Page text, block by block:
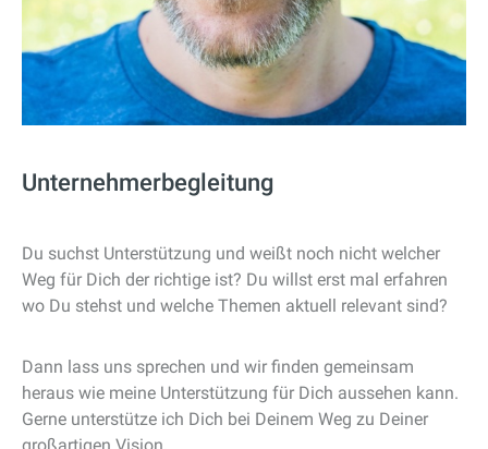
Unternehmerbegleitung
Du suchst Unterstützung und weißt noch nicht welcher
Weg für Dich der richtige ist? Du willst erst mal erfahren
wo Du stehst und welche Themen aktuell relevant sind?
Dann lass uns sprechen und wir finden gemeinsam
heraus wie meine Unterstützung für Dich aussehen kann.
Gerne unterstütze ich Dich bei Deinem Weg zu Deiner